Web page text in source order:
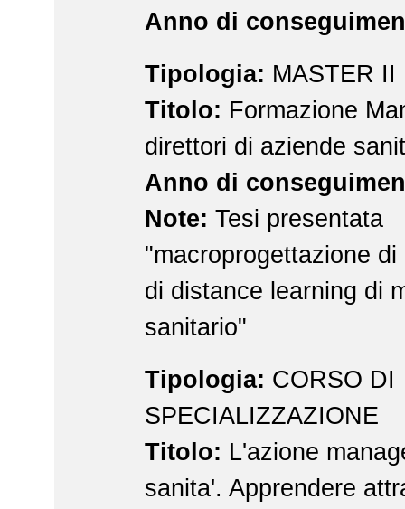
Anno di
Tipologia: MASTER II
Titolo: Formazione
direttori di aziende
Anno di
Note: Tesi presentata
"macroprogettazione
di distance learning di
sanitario"
Tipologia: CORSO DI
SPECIALIZZAZIONE
Titolo: L'azione
sanita'. Apprendere